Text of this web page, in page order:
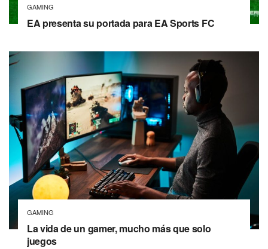
GAMING
EA presenta su portada para EA Sports FC
GAMING
La vida de un gamer, mucho más que solo
juegos